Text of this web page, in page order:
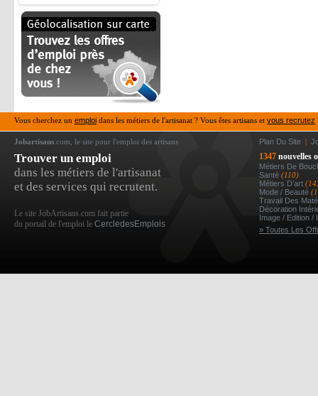
Vous cherchez un emploi dans les métiers de l'artisanat ? Vous êtes artisans et vous recrutez
Jobartisans .com, le site pour l'emploi des artisans Plan Du Site |
Trouver un emploi
dans les métiers de l'artisanat
et des services qui recrutent.
Le site JobArtisans.com fait partie
du portail de l'emploi le CercledesEmplois
1347 nouvelles
Métiers De
Santé (110)
Métiers D’art
Mode / Beauté
Travail Des
Décoration
Image / Edition /
» Toutes Les